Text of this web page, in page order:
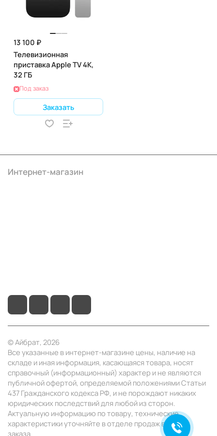
13 100 ₽
Телевизионная
приставка Apple TV 4K,
32 ГБ
Под заказ
Заказать
Интернет-магазин
© Айбрат, 2026
Все указанные в интернет-магазине цены, наличие на
складе и иная информация, касающаяся товара, носят
справочный (информационный) характер и не являются
публичной офертой, определяемой положениями Статьи
437 Гражданского кодекса РФ, и не порождают никаких
юридических последствий для любой из сторон.
Актуальную информацию по товару, технические
характеристики уточняйте в отделе продаж в день
заказа.